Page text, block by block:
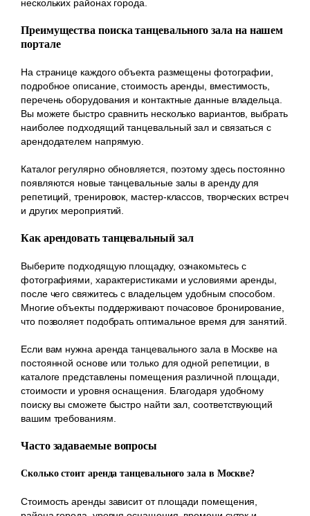
нескольких районах города.
Преимущества поиска танцевального зала на нашем
портале
На странице каждого объекта размещены фотографии,
подробное описание, стоимость аренды, вместимость,
перечень оборудования и контактные данные владельца.
Вы можете быстро сравнить несколько вариантов, выбрать
наиболее подходящий танцевальный зал и связаться с
арендодателем напрямую.
Каталог регулярно обновляется, поэтому здесь постоянно
появляются новые танцевальные залы в аренду для
репетиций, тренировок, мастер-классов, творческих встреч
и других мероприятий.
Как арендовать танцевальный зал
Выберите подходящую площадку, ознакомьтесь с
фотографиями, характеристиками и условиями аренды,
после чего свяжитесь с владельцем удобным способом.
Многие объекты поддерживают почасовое бронирование,
что позволяет подобрать оптимальное время для занятий.
Если вам нужна аренда танцевального зала в Москве на
постоянной основе или только для одной репетиции, в
каталоге представлены помещения различной площади,
стоимости и уровня оснащения. Благодаря удобному
поиску вы сможете быстро найти зал, соответствующий
вашим требованиям.
Часто задаваемые вопросы
Сколько стоит аренда танцевального зала в Москве?
Стоимость аренды зависит от площади помещения,